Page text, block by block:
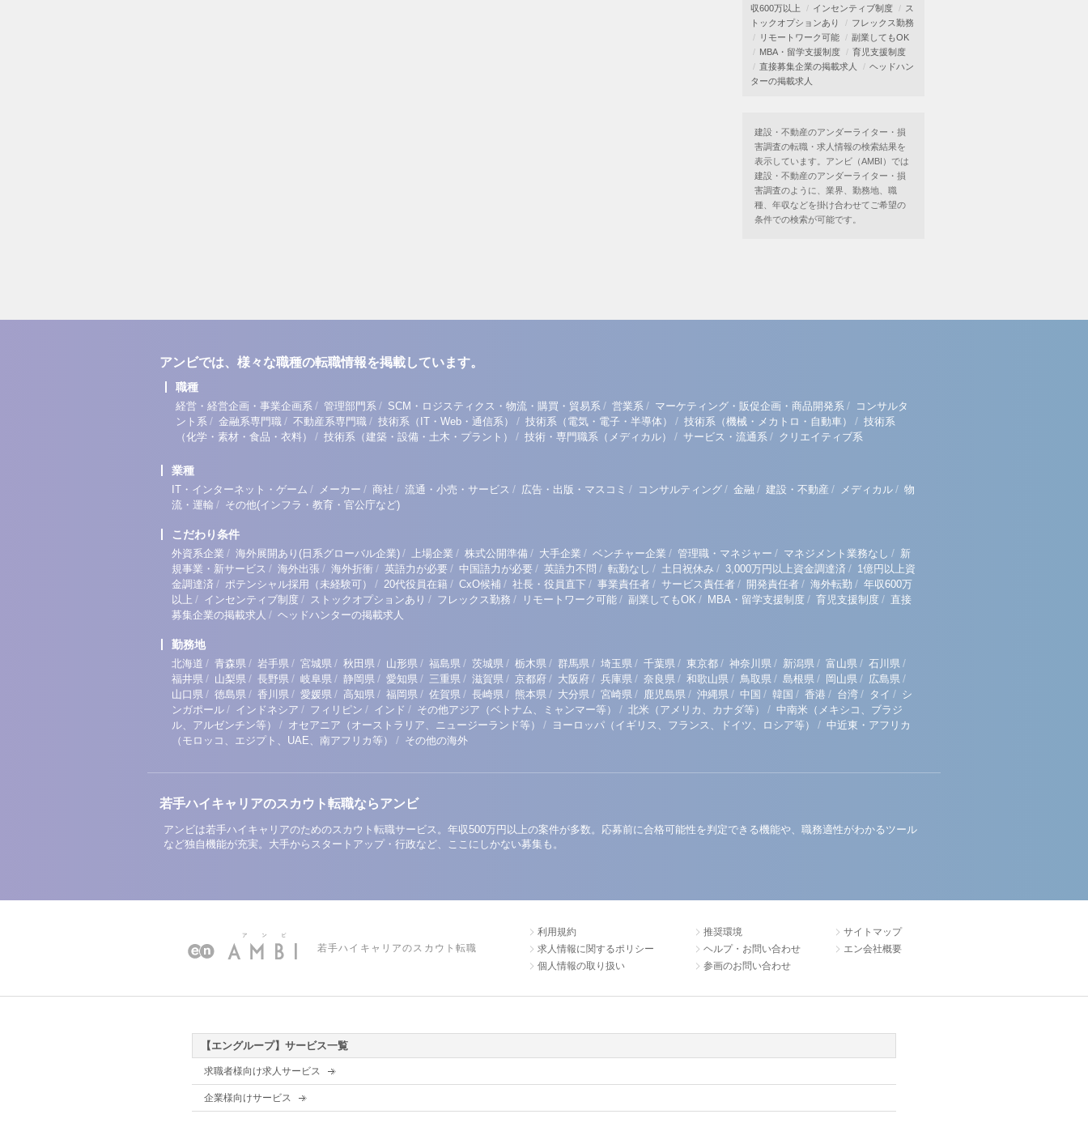
収600万以上
インセンティブ制度
ス
トックオプションあり
フレックス勤務
リモートワーク可能
副業してもOK
MBA・留学支援制度
育児支援制度
直接募集企業の掲載求人
ヘッドハン
ターの掲載求人
建設・不動産のアンダーライター・損
害調査の転職・求人情報の検索結果を
表示しています。アンビ（AMBI）では
建設・不動産のアンダーライター・損
害調査のように、業界、勤務地、職
種、年収などを掛け合わせてご希望の
条件での検索が可能です。
アンビでは、様々な職種の転職情報を掲載しています。
職種
経営・経営企画・事業企画系 / 管理部門系 / SCM・ロジスティクス・物流・購買・貿易系 / 営業系 / マーケティング・販促企画・商品開発系 / コンサルタ
ント系 / 金融系専門職 / 不動産系専門職 / 技術系（IT・Web・通信系） / 技術系（電気・電子・半導体） / 技術系（機械・メカトロ・自動車） / 技術系
（化学・素材・食品・衣料）
/ 技術系（建築・設備・土木・プラント） / 技術・専門職系（メディカル） / サービス・流通系 / クリエイティブ系
業種
IT・インターネット・ゲーム / メーカー / 商社 / 流通・小売・サービス / 広告・出版・マスコミ / コンサルティング / 金融 / 建設・不動産 / メディカル / 物
流・運輸 / その他(インフラ・教育・官公庁など)
こだわり条件
外資系企業 / 海外展開あり(日系グローバル企業) / 上場企業 / 株式公開準備 / 大手企業 / ベンチャー企業 / 管理職・マネジャー / マネジメント業務なし / 新
規事業・新サービス / 海外出張 / 海外折衝 / 英語力が必要 / 中国語力が必要 / 英語力不問 / 転勤なし / 土日祝休み / 3,000万円以上資金調達済 / 1億円以上資
金調達済 / ポテンシャル採用（未経験可） / 20代役員在籍 / CxO候補 / 社長・役員直下 / 事業責任者 / サービス責任者 / 開発責任者 / 海外転勤 / 年収600万
以上 / インセンティブ制度 / ストックオプションあり / フレックス勤務 / リモートワーク可能 / 副業してもOK / MBA・留学支援制度 / 育児支援制度 / 直接
募集企業の掲載求人 / ヘッドハンターの掲載求人
勤務地
北海道 / 青森県 / 岩手県 / 宮城県 / 秋田県 / 山形県 / 福島県 / 茨城県 / 栃木県 / 群馬県 / 埼玉県 / 千葉県 / 東京都 / 神奈川県 / 新潟県 / 富山県 / 石川県 /
福井県 / 山梨県 / 長野県 / 岐阜県 / 静岡県 / 愛知県 / 三重県 / 滋賀県 / 京都府 / 大阪府 / 兵庫県 / 奈良県 / 和歌山県 / 鳥取県 / 島根県 / 岡山県 / 広島県 /
山口県 / 徳島県 / 香川県 / 愛媛県 / 高知県 / 福岡県 / 佐賀県 / 長崎県 / 熊本県 / 大分県 / 宮崎県 / 鹿児島県 / 沖縄県 / 中国 / 韓国 / 香港 / 台湾 / タイ / シ
ンガポール / インドネシア / フィリピン / インド / その他アジア（ベトナム、ミャンマー等） / 北米（アメリカ、カナダ等） / 中南米（メキシコ、ブラジ
ル、アルゼンチン等）
/ オセアニア（オーストラリア、ニュージーランド等） / ヨーロッパ（イギリス、フランス、ドイツ、ロシア等） / 中近東・アフリカ
（モロッコ、エジプト、UAE、南アフリカ等）
/ その他の海外
若手ハイキャリアのスカウト転職ならアンビ
アンビは若手ハイキャリアのためのスカウト転職サービス。年収500万円以上の案件が多数。応募前に合格可能性を判定できる機能や、職務適性がわかるツール
など独自機能が充実。大手からスタートアップ・行政など、ここにしかない募集も。
若手ハイキャリアのスカウト転職
利用規約
求人情報に関するポリシー
個人情報の取り扱い
推奨環境
ヘルプ・お問い合わせ
参画のお問い合わせ
サイトマップ
エン会社概要
【エングループ】サービス一覧
求職者様向け求人サービス
企業様向けサービス